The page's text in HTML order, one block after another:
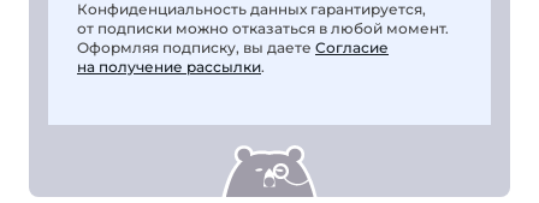
Конфиденциальность данных гарантируется,
от подписки можно отказаться в любой момент.
Оформляя подписку, вы даете Согласие
на получение рассылки.